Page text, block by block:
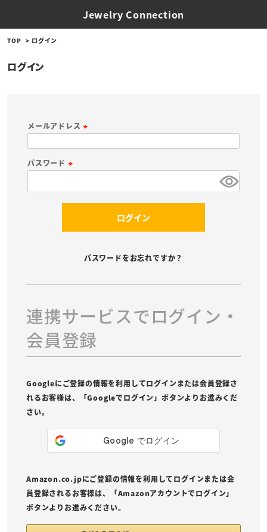
Jewelry Connection
TOP ログイン
ログイン
メールアドレス
須
パスワード
ログイン
パスワードをお忘れですか？
連携サービスでログイン・
会員登録
Googleにご登録の情報を利用してログインまたは会員登録さ
れるお客様は、「Googleでログイン」ボタンよりお進みくだ
さい。
Amazon.co.jpにご登録の情報を利用してログインまたは会
員登録されるお客様は、「Amazonアカウントでログイン」
ボタンよりお進みください。